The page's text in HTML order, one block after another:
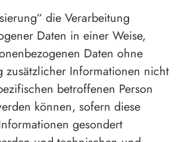
die Verarbeitung
Daten in einer Weise,
Daten ohne
zusätzlicher Informationen nicht
betroffenen Person
können, sofern diese
gesondert